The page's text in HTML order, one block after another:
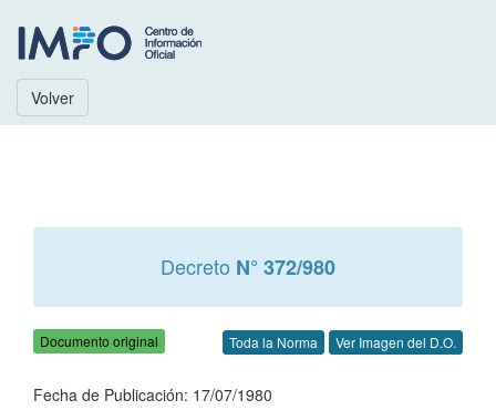
Volver
Decreto N° 372/980
Documento original Toda la Norma Ver Imagen del D.O.
Fecha de Publicación: 17/07/1980